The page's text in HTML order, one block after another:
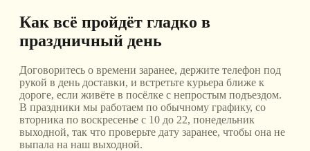
Как всё пройдёт гладко в
праздничный день
Договоритесь о времени заранее, держите телефон под
рукой в день доставки, и встретьте курьера ближе к
дороге, если живёте в посёлке с непростым подъездом.
В праздники мы работаем по обычному графику, со
вторника по воскресенье с 10 до 22, понедельник
выходной, так что проверьте дату заранее, чтобы она не
выпала на наш выходной.